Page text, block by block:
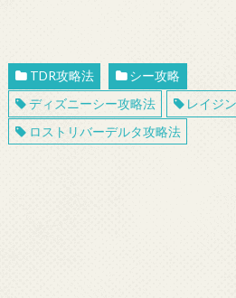
TDR攻略法
シー攻略
ディズニーシー攻略法
レイジ
ロストリバーデルタ攻略法